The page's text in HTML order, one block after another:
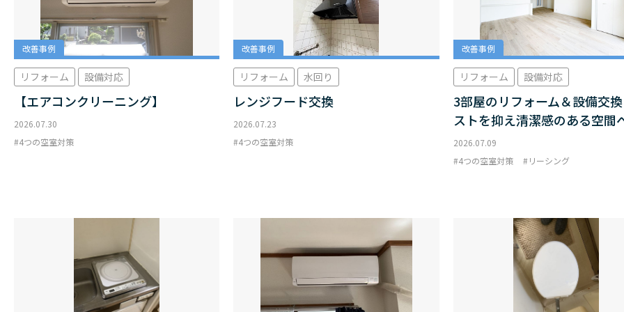
改善事例
リフォーム 設備対応
【エアコンクリーニング】
2026.07.30
4つの空室対策
改善事例
リフォーム 水回り
レンジフード交換
2026.07.23
4つの空室対策
改善事例
リフォーム 設備対応
3部屋のリフォーム＆設備交
ストを抑え清潔感のある空間
2026.07.09
4つの空室対策
リーシング